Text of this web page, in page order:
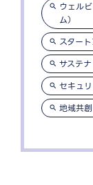
ウェル
ム）
スター
サステ
セキュ
地域共